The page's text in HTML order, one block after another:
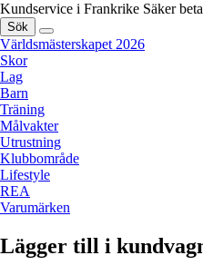
Kundservice i Frankrike Säker
Sök
Världsmästerskapet 2026
Skor
Lag
Barn
Träning
Målvakter
Utrustning
Klubbområde
Lifestyle
REA
Varumärken
Lägger till i